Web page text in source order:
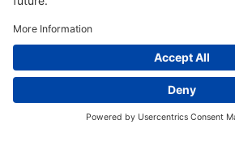
© 2026 mibeTec GmbH
Sitemap Protection des données